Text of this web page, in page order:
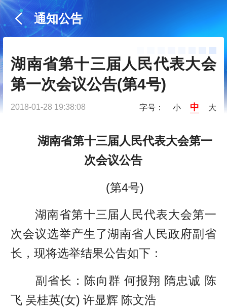
通知公告
湖南省第十三届人民代表大会
第一次会议公告(第4号)
2018-01-28 19:38:08 字号： 小 中 大
湖南省第十三届人民代表大会第一
次会议公告
(第4号)
湖南省第十三届人民代表大会第一
次会议选举产生了湖南省人民政府副省
长，现将选举结果公告如下：
副省长：陈向群 何报翔 隋忠诚 陈
飞 吴桂英(女) 许显辉 陈文浩